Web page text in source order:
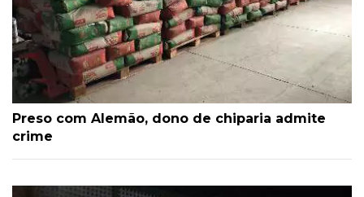
Preso com Alemão, dono de chiparia admite
crime